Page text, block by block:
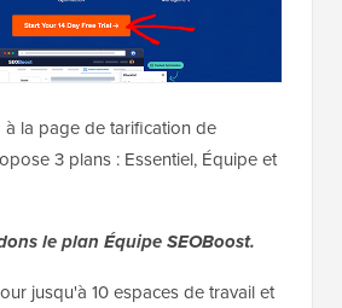
à la page de tarification de
3 plans : Essentiel, Équipe et
le plan Équipe SEOBoost.
jusqu'à 10 espaces de travail et